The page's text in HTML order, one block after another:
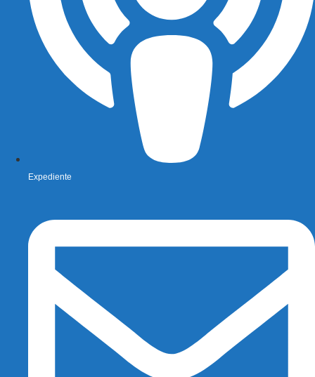
Expediente